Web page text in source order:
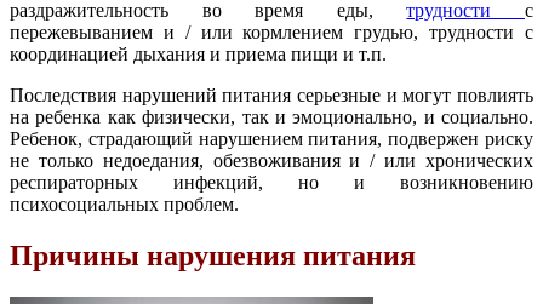
раздражительность во время еды,трудностис
пережевыванием и / или кормлением грудью, трудности с
координацией дыхания и приема пищи и т.п.
Последствия нарушений питания серьезные и могут повлиять
на ребенка как физически, так и эмоционально, и социально.
Ребенок, страдающий нарушением питания, подвержен риску
не только недоедания, обезвоживания и / или хронических
респираторных инфекций, но и возникновению
психосоциальных проблем.
Причины нарушения питания